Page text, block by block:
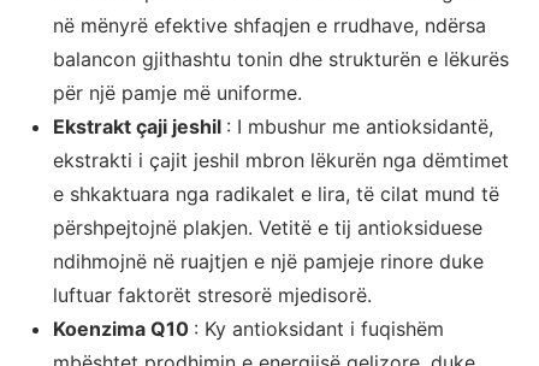
në mënyrë efektive shfaqjen e rrudhave, ndërsa
balancon gjithashtu tonin dhe strukturën e lëkurës
për një pamje më uniforme.
Ekstrakt çaji jeshil : I mbushur me antioksidantë,
ekstrakti i çajit jeshil mbron lëkurën nga dëmtimet
e shkaktuara nga radikalet e lira, të cilat mund të
përshpejtojnë plakjen. Vetitë e tij antioksiduese
ndihmojnë në ruajtjen e një pamjeje rinore duke
luftuar faktorët stresorë mjedisorë.
Koenzima Q10 : Ky antioksidant i fuqishëm